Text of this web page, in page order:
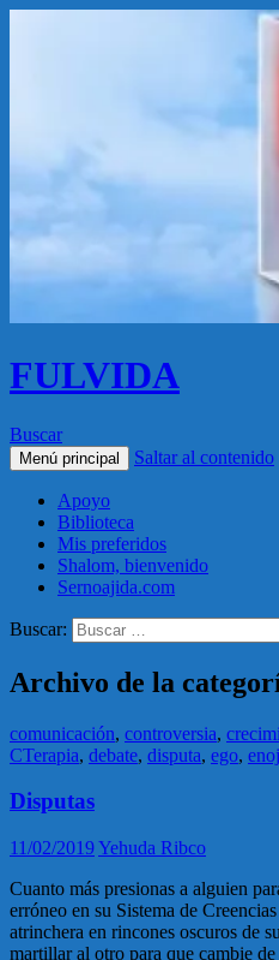
FULVIDA
Buscar
Menú principal Saltar al contenido
Apoyo
Biblioteca
Mis preferidos
Shalom, bienvenido
Sernoajida.com
Buscar:
Archivo de la
comunicación, controversia,
CTerapia, debate, disputa, ego,
Disputas
11/02/2019Yehuda Ribco
Cuanto más presionas a alguien
erróneo en su Sistema de
atrinchera en rincones oscuros de
martillar al otro para que cambie